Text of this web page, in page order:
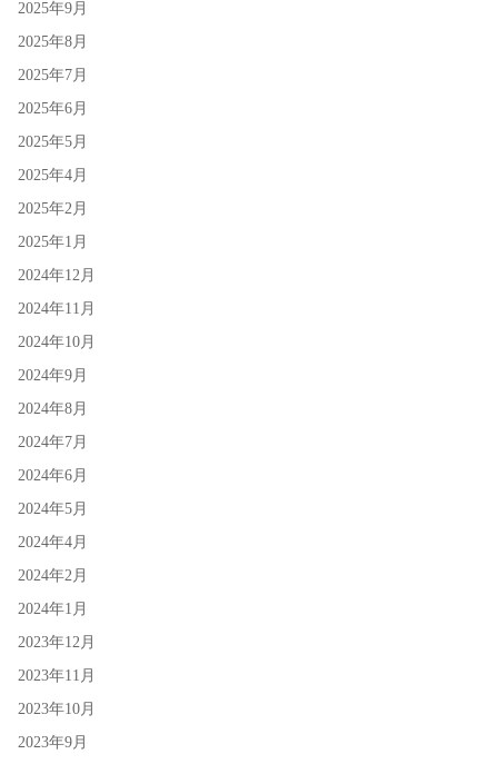
2025年9月
2025年8月
2025年7月
2025年6月
2025年5月
2025年4月
2025年2月
2025年1月
2024年12月
2024年11月
2024年10月
2024年9月
2024年8月
2024年7月
2024年6月
2024年5月
2024年4月
2024年2月
2024年1月
2023年12月
2023年11月
2023年10月
2023年9月